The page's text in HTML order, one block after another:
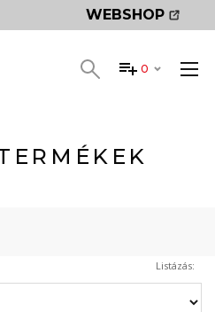
WEBSHOP
0
Listázás: